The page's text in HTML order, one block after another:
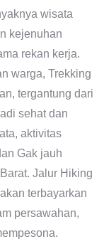
wisata
kejenuhan
rekan kerja.
warga, Trekking
tergantung dari
sehat dan
aktivitas
Gak jauh
Jalur Hiking
terbayarkan
persawahan,